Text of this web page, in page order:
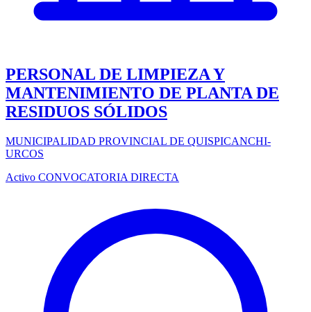
PERSONAL DE LIMPIEZA Y
MANTENIMIENTO DE PLANTA DE
RESIDUOS SÓLIDOS
MUNICIPALIDAD PROVINCIAL DE QUISPICANCHI-
URCOS
Activo CONVOCATORIA DIRECTA